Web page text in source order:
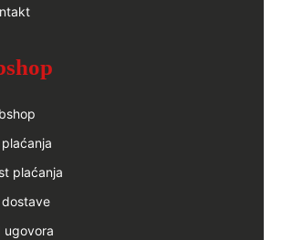
plaćanja
ugovora